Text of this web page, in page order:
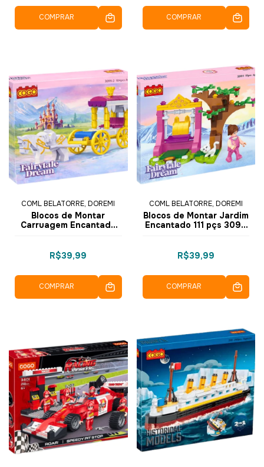
COMPRAR COMPRAR
COML BELATORRE, DOREMI
Blocos de Montar
Carruagem Encantada
R$39,99
COMPRAR
COML BELATORRE, DOREMI
Blocos de Montar Jardim
Encantado 111 pçs 3099
R$39,99
COMPRAR